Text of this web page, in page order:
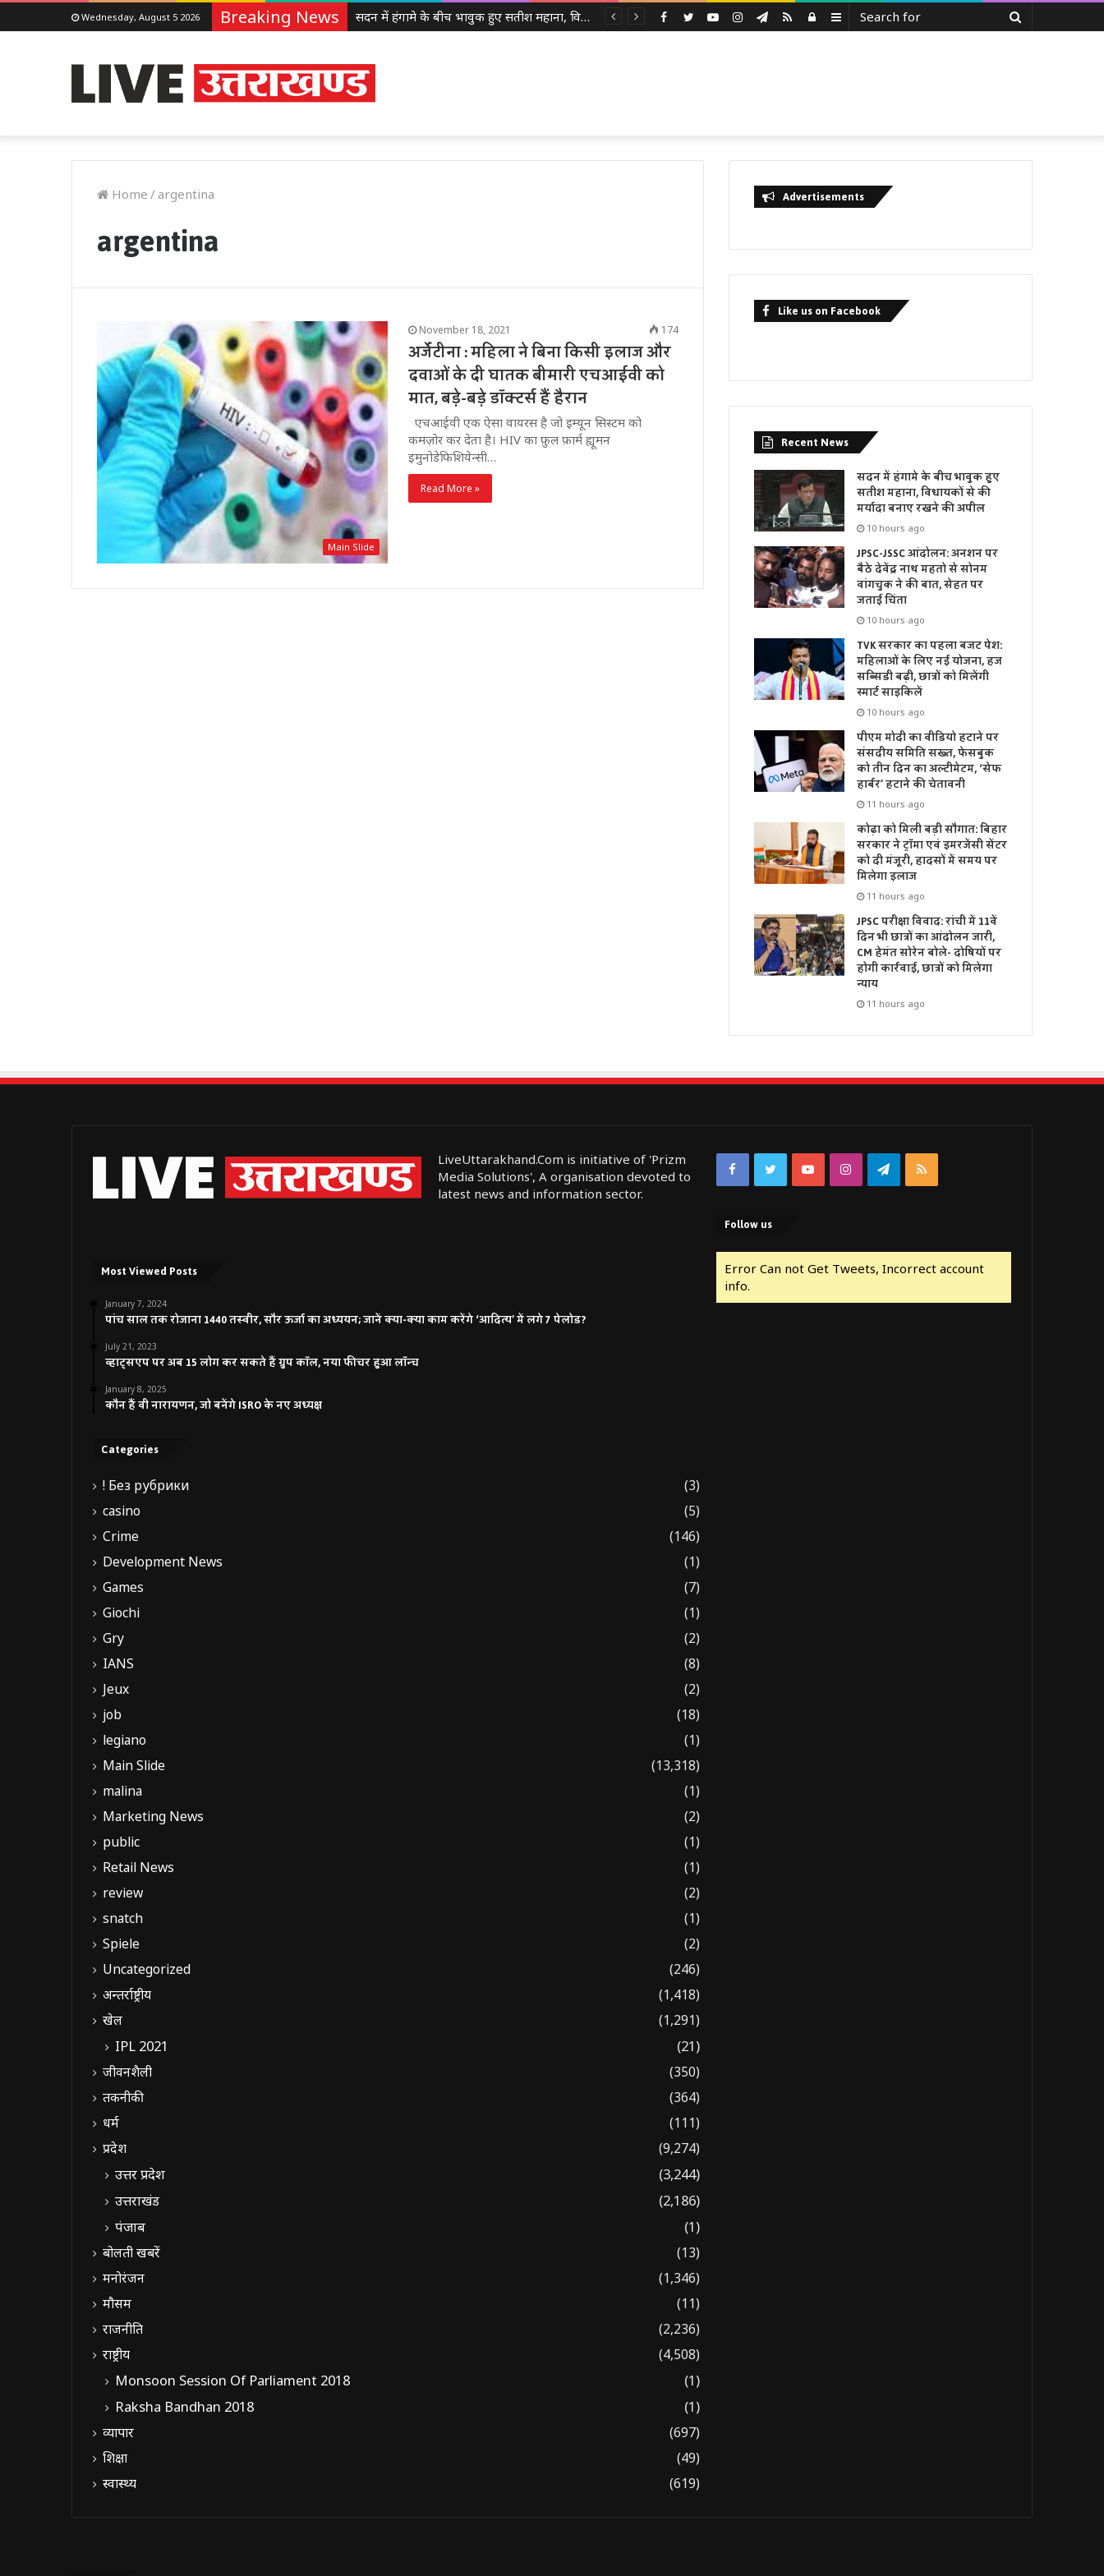
Wednesday, August 5 2026 Breaking News सदन में हंगामे के बीच भावुक हुए सतीश महाना, विधायकों से की मर्यादा बनाए रखने की अपील Sidebar
Log
RSS
Telegram
Instagram
YouTube
Twitter
Facebook
Home / argentina
argentina
Main Slide
November 18, 2021 174
अर्जेंटीना : महिला ने बिना किसी इलाज और
दवाओं के दी घातक बीमारी एचआईवी को
मात, बड़े-बड़े डॉक्टर्स हैं हैरान
एचआईवी एक ऐसा वायरस है जो इम्यून सिस्टम को
कमज़ोर कर देता है। HIV का फ़ुल फ़ार्म ह्यूमन
इमुनोडेफिशियेन्सी…
Read More »
Advertisements
Like us on Facebook
Recent News
सदन में हंगामे के बीच भावुक हुए
सतीश महाना, विधायकों से की
मर्यादा बनाए रखने की अपील
10 hours ago
JPSC-JSSC आंदोलन: अनशन पर
बैठे देवेंद्र नाथ महतो से सोनम
वांगचुक ने की बात, सेहत पर
जताई चिंता
10 hours ago
TVK सरकार का पहला बजट पेश:
महिलाओं के लिए नई योजना, हज
सब्सिडी बढ़ी, छात्रों को मिलेंगी
स्मार्ट साइकिलें
10 hours ago
पीएम मोदी का वीडियो हटाने पर
संसदीय समिति सख्त, फेसबुक
को तीन दिन का अल्टीमेटम, ‘सेफ
हार्बर’ हटाने की चेतावनी
11 hours ago
कोढ़ा को मिली बड़ी सौगात: बिहार
सरकार ने ट्रॉमा एवं इमरजेंसी सेंटर
को दी मंजूरी, हादसों में समय पर
मिलेगा इलाज
11 hours ago
JPSC परीक्षा विवाद: रांची में 11वें
दिन भी छात्रों का आंदोलन जारी,
CM हेमंत सोरेन बोले- दोषियों पर
होगी कार्रवाई, छात्रों को मिलेगा
न्याय
11 hours ago
LiveUttarakhand.Com is initiative of 'Prizm
Media Solutions', A organisation devoted to
latest news and information sector.
Most Viewed Posts
January 7, 2024
पांच साल तक रोजाना 1440 तस्वीर, सौर ऊर्जा का अध्ययन; जानें क्या-क्या काम करेंगे ‘आदित्य’ में लगे 7 पेलोड?
July 21, 2023
व्हाट्सएप पर अब 15 लोग कर सकते हैं ग्रुप कॉल, नया फीचर हुआ लॉन्च
January 8, 2025
कौन हैं वी नारायणन, जो बनेंगे ISRO के नए अध्यक्ष
Categories
! Без рубрики
(3)
casino
(5)
Crime
(146)
Development News
(1)
Games
(7)
Giochi
(1)
Gry
(2)
IANS
(8)
Jeux
(2)
job
(18)
legiano
(1)
Main Slide
(13,318)
malina
(1)
Marketing News
(2)
public
(1)
Retail News
(1)
review
(2)
snatch
(1)
Spiele
(2)
Uncategorized
(246)
अन्तर्राष्ट्रीय
(1,418)
खेल
(1,291)
IPL 2021 (21)
जीवनशैली
(350)
तकनीकी
(364)
धर्म
(111)
प्रदेश
(9,274)
उत्तर प्रदेश
(3,244)
उत्तराखंड
(2,186)
पंजाब
(1)
बोलती खबरें
(13)
मनोरंजन
(1,346)
मौसम
(11)
राजनीति
(2,236)
राष्ट्रीय
(4,508)
Monsoon Session Of Parliament 2018
(1)
Raksha Bandhan 2018
(1)
व्यापार
(697)
शिक्षा
(49)
स्वास्थ्य
(619)
FacebookTwitterYouTubeInstagramTelegram
RSS
Follow us
Error Can not Get Tweets, Incorrect account
info.